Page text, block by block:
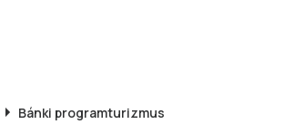
Bánki programturizmus